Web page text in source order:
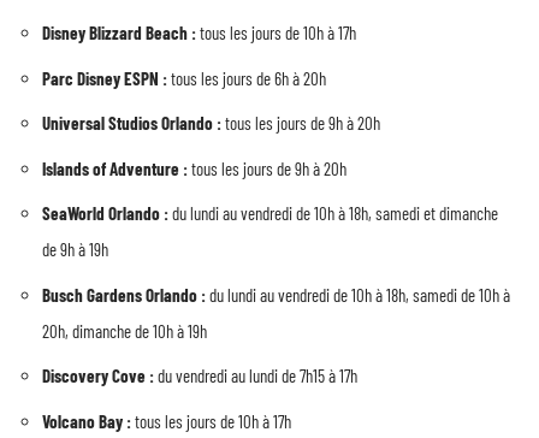
Disney Blizzard Beach :tous les jours de 10h à 17h
Parc Disney ESPN :tous les jours de 6h à 20h
Universal Studios Orlando :tous les jours de 9h à 20h
Islands of Adventure :tous les jours de 9h à 20h
SeaWorld Orlando :du lundi au vendredi de 10h à 18h, samedi et dimanche
de 9h à 19h
Busch Gardens Orlando :du lundi au vendredi de 10h à 18h, samedi de 10h à
20h, dimanche de 10h à 19h
Discovery Cove :du vendredi au lundi de 7h15 à 17h
Volcano Bay :tous les jours de 10h à 17h